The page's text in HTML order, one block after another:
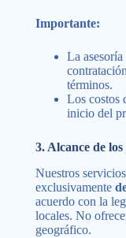
Importante:
La
términos.
Los costos
inicio del
3. Alcance de
Nuestros
exclusivamente
acuerdo con la
locales. No
geográfico.